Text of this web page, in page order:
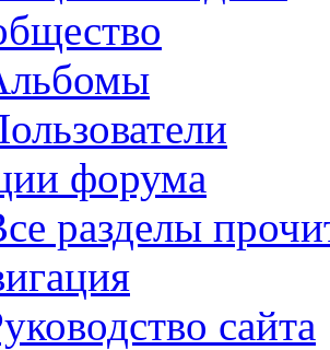
форума
разделы
сайта